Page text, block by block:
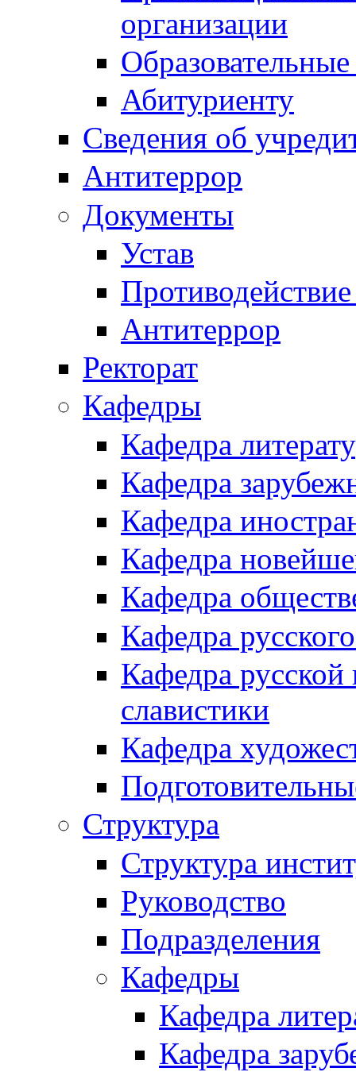
организации
Абитуриенту
Сведения об
Антитеррор
Документы
Устав
Антитеррор
Ректорат
Кафедры
Кафедра
Кафедра
Кафедра
Кафедра
Кафедра
Кафедра
Кафедра русской
славистики
Кафедра
Структура
Структура
Руководство
Подразделения
Кафедры
Кафедра
Кафедра